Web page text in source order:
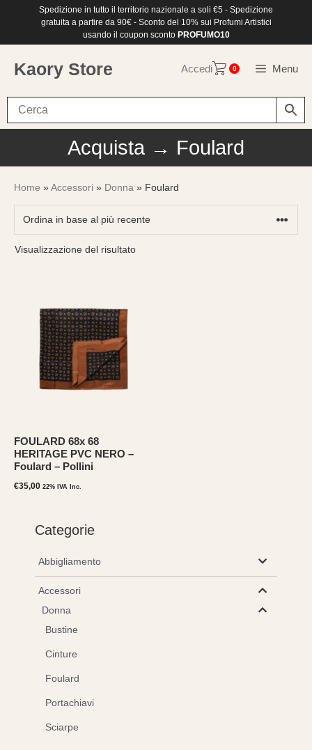
Spedizione in tutto il territorio nazionale a soli €5 - Spedizione
gratuita a partire da 90€ - Sconto del 10% sui Profumi Artistici
usando il coupon sconto PROFUMO10
Kaory Store Menu
Accedi 0
Acquista → Foulard
Home »Accessori » Donna » Foulard
Visualizzazione del risultato
FOULARD 68x 68
HERITAGE PVC NERO –
Foulard – Pollini
€35,00 22% IVA Inc.
Categorie
Abbigliamento
Accessori
Donna
Bustine
Cinture
Foulard
Portachiavi
Sciarpe